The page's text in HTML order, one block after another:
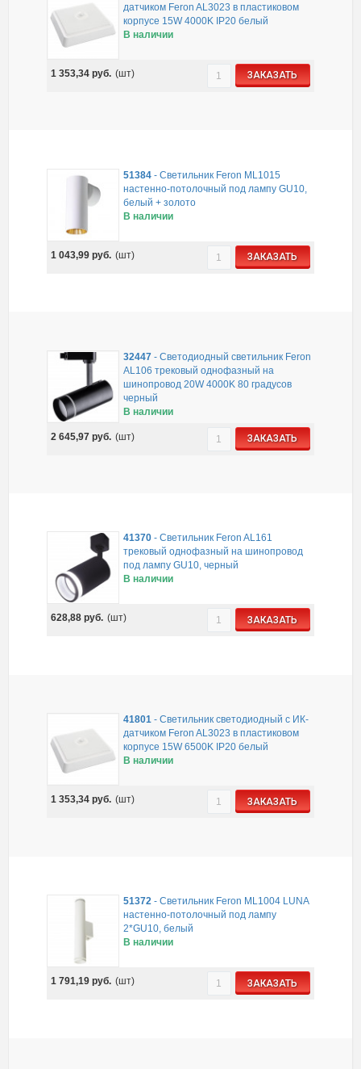
датчиком Feron AL3023 в пластиковом
корпусе 15W 4000K IP20 белый
В наличии
1 353,34руб. (шт) ЗАКАЗАТЬ
51384 -Светильник Feron ML1015
настенно-потолочный под лампу GU10,
белый + золото
В наличии
1 043,99руб. (шт) ЗАКАЗАТЬ
32447 -Светодиодный светильник Feron
AL106 трековый однофазный на
шинопровод 20W 4000K 80 градусов
черный
В наличии
2 645,97руб. (шт) ЗАКАЗАТЬ
41370 -Светильник Feron AL161
трековый однофазный на шинопровод
под лампу GU10, черный
В наличии
628,88руб. (шт) ЗАКАЗАТЬ
41801 -Светильник светодиодный с ИК-
датчиком Feron AL3023 в пластиковом
корпусе 15W 6500K IP20 белый
В наличии
1 353,34руб. (шт) ЗАКАЗАТЬ
51372 -Светильник Feron ML1004 LUNA
настенно-потолочный под лампу
2*GU10, белый
В наличии
1 791,19руб. (шт) ЗАКАЗАТЬ